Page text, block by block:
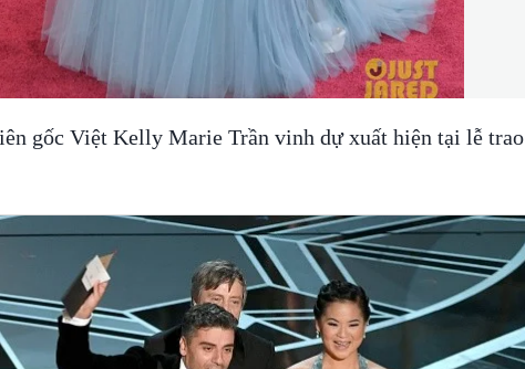
gốc Việt Kelly Marie Trần vinh dự xuất hiện tại lễ trao